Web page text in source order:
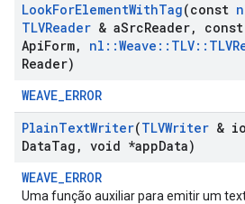
LookForElementWithTag(const
TLVReader & aSrcReader,
ApiForm, nl ::Weave :: TLV::
Reader)
WEAVE_ERROR
PlainTextWriter(TLVWriter & io
DataTag , void *appData)
WEAVE_ERROR
Uma função auxiliar para emitir um